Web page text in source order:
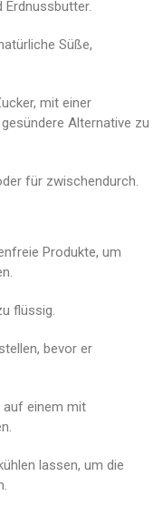
Erdnussbutter.
Süße,
mit einer
Alternative zu
für zwischendurch.
Produkte, um
flüssig.
bevor er
auf einem mit
lassen, um die